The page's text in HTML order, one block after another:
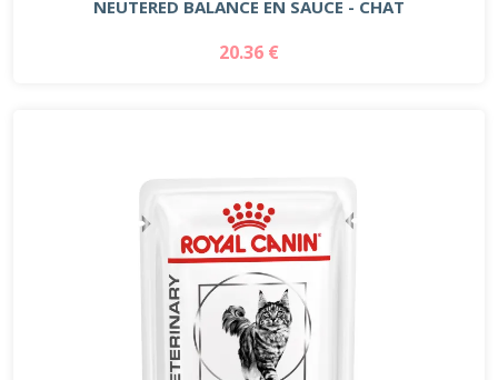
NEUTERED BALANCE EN SAUCE - CHAT
20.36 €